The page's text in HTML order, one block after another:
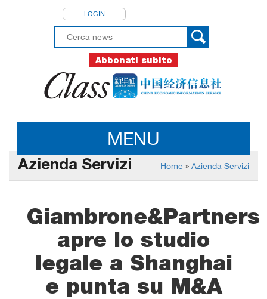
LOGIN
Abbonati subito
MENU
Azienda Servizi Home » Azienda Servizi
Giambrone&Partners
apre lo studio
legale a Shanghai
e punta su M&A